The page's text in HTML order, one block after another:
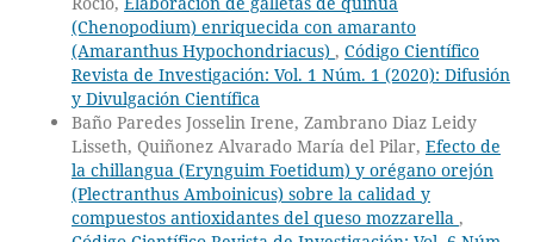
(Chenopodium) enriquecida con amaranto
(Amaranthus Hypochondriacus) , Código Científico
Revista de Investigación: Vol. 1 Núm. 1 (2020): Difusión
y Divulgación Científica
Baño Paredes Josselin Irene, Zambrano Diaz Leidy
Lisseth, Quiñonez Alvarado María del Pilar, Efecto de
la chillangua (Erynguim Foetidum) y orégano orejón
(Plectranthus Amboinicus) sobre la calidad y
compuestos antioxidantes del queso mozzarella ,